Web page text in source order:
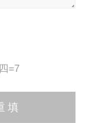
=7